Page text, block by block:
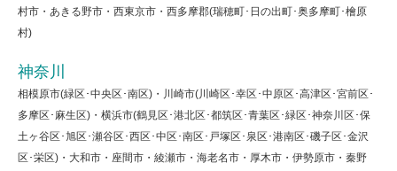
村市・あきる野市・西東京市・西多摩郡(瑞穂町･日の出町･奥多摩町･檜原
村)
神奈川
相模原市(緑区･中央区･南区)・川崎市(川崎区･幸区･中原区･高津区･宮前区･
多摩区･麻生区)・横浜市(鶴見区･港北区･都筑区･青葉区･緑区･神奈川区･保
土ヶ谷区･旭区･瀬谷区･西区･中区･南区･戸塚区･泉区･港南区･磯子区･金沢
区･栄区)・大和市・座間市・綾瀬市・海老名市・厚木市・伊勢原市・秦野